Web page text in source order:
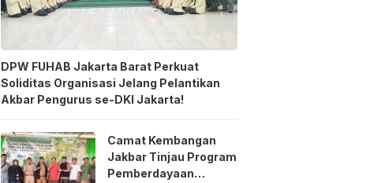
DPW FUHAB Jakarta Barat Perkuat
Soliditas Organisasi Jelang Pelantikan
Akbar Pengurus se-DKI Jakarta!
Camat Kembangan
Jakbar Tinjau Program
Pemberdayaan